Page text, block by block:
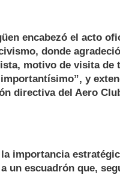
encabezó el acto
donde
motivo de visita de
y
directiva del Aero
importancia
un escuadrón que,